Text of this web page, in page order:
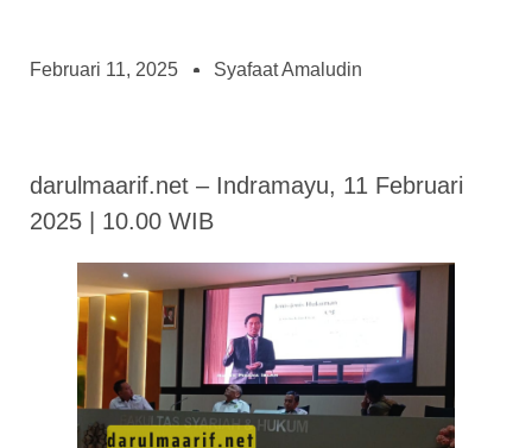
Februari 11, 2025 Syafaat Amaludin
darulmaarif.net – Indramayu, 11 Februari
2025 | 10.00 WIB